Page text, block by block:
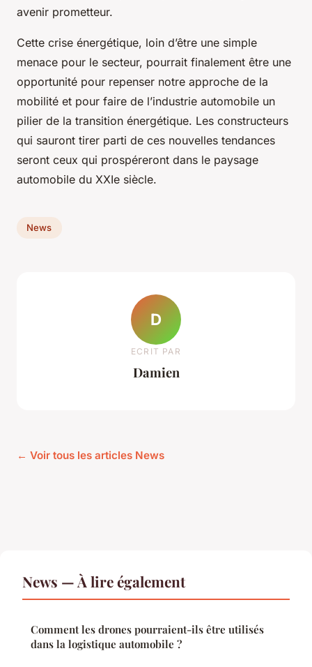
avenir prometteur.
Cette crise énergétique, loin d’être une simple
menace pour le secteur, pourrait finalement être une
opportunité pour repenser notre approche de la
mobilité et pour faire de l’industrie automobile un
pilier de la transition énergétique. Les constructeurs
qui sauront tirer parti de ces nouvelles tendances
seront ceux qui prospéreront dans le paysage
automobile du XXIe siècle.
News
D
ECRIT PAR
Damien
← Voir tous les articles News
News — À lire également
Comment les drones pourraient-ils être utilisés
dans la logistique automobile ?